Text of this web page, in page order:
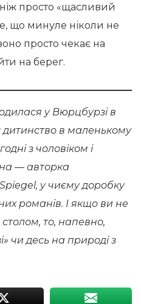
ніж просто «щасливий
що минуле ніколи не
просто чекає на
на берег.
у Вюрцбурзі в
дитинство в маленькому
з чоловіком і
— авторка
у чиєму доробку
романів. І якщо ви не
то, напевно,
чи десь на природі з